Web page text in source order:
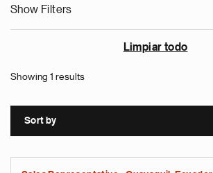
Show Filters
Limpiar todo
Showing 1 results
Sort by